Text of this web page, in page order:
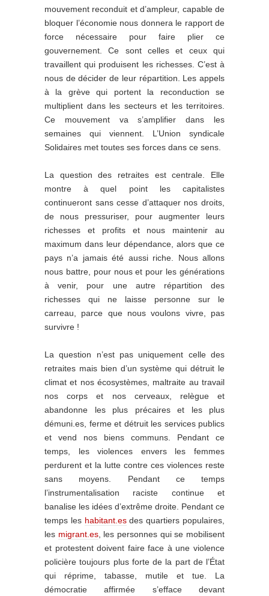
mouvement reconduit et d’ampleur, capable de
bloquer l’économie nous donnera le rapport de
force nécessaire pour faire plier ce
gouvernement. Ce sont celles et ceux qui
travaillent qui produisent les richesses. C’est à
nous de décider de leur répartition. Les appels
à la grève qui portent la reconduction se
multiplient dans les secteurs et les territoires.
Ce mouvement va s’amplifier dans les
semaines qui viennent. L’Union syndicale
Solidaires met toutes ses forces dans ce sens.
La question des retraites est centrale. Elle
montre à quel point les capitalistes
continueront sans cesse d’attaquer nos droits,
de nous pressuriser, pour augmenter leurs
richesses et profits et nous maintenir au
maximum dans leur dépendance, alors que ce
pays n’a jamais été aussi riche. Nous allons
nous battre, pour nous et pour les générations
à venir, pour une autre répartition des
richesses qui ne laisse personne sur le
carreau, parce que nous voulons vivre, pas
survivre !
La question n’est pas uniquement celle des
retraites mais bien d’un système qui détruit le
climat et nos écosystèmes, maltraite au travail
nos corps et nos cerveaux, relègue et
abandonne les plus précaires et les plus
démuni.es, ferme et détruit les services publics
et vend nos biens communs. Pendant ce
temps, les violences envers les femmes
perdurent et la lutte contre ces violences reste
sans moyens. Pendant ce temps
l’instrumentalisation raciste continue et
banalise les idées d’extrême droite. Pendant ce
temps les habitant.esdes quartiers populaires,
les migrant.es, les personnes qui se mobilisent
et protestent doivent faire face à une violence
policière toujours plus forte de la part de l’État
qui réprime, tabasse, mutile et tue. La
démocratie affirmée s’efface devant